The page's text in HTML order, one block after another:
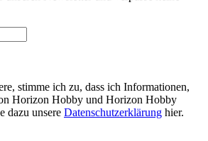
stimme ich zu, dass ich Informationen,
Horizon Hobby und Horizon Hobby
dazu unsere Datenschutzerklärung hier.